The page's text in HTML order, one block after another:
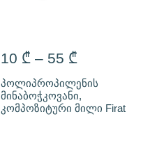
10 ₾ – 55 ₾
პოლიპროპილენის
მინაბოჭკოვანი,
კომპოზიტური მილი Firat